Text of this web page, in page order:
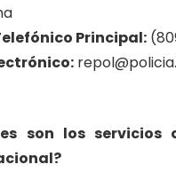
Principal:
son los servicios